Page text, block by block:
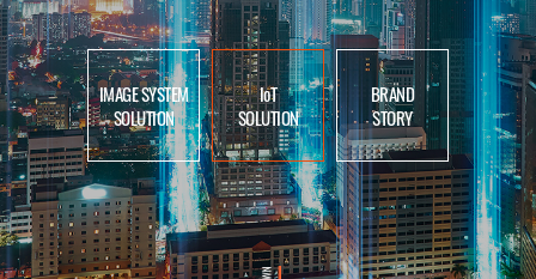
IMAGE SYSTEM
SOLUTION
IoT
SOLUTION
BRAND
STORY